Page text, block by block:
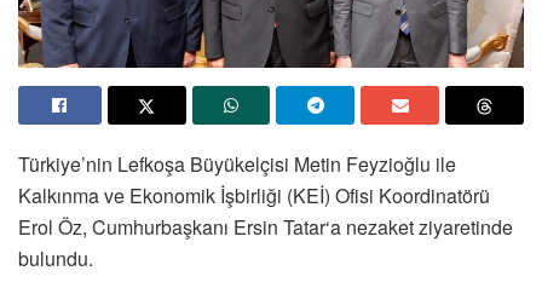
Türkiye’nin Lefkoşa Büyükelçisi Metin Feyzioğlu ile
Kalkınma ve Ekonomik İşbirliği (KEİ) Ofisi Koordinatörü
Erol Öz, Cumhurbaşkanı Ersin Tatar‘a nezaket ziyaretinde
bulundu.